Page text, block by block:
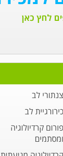
צנתורי לב
כירורגיית לב
פורום קרדיולוגיה
ומסתמים